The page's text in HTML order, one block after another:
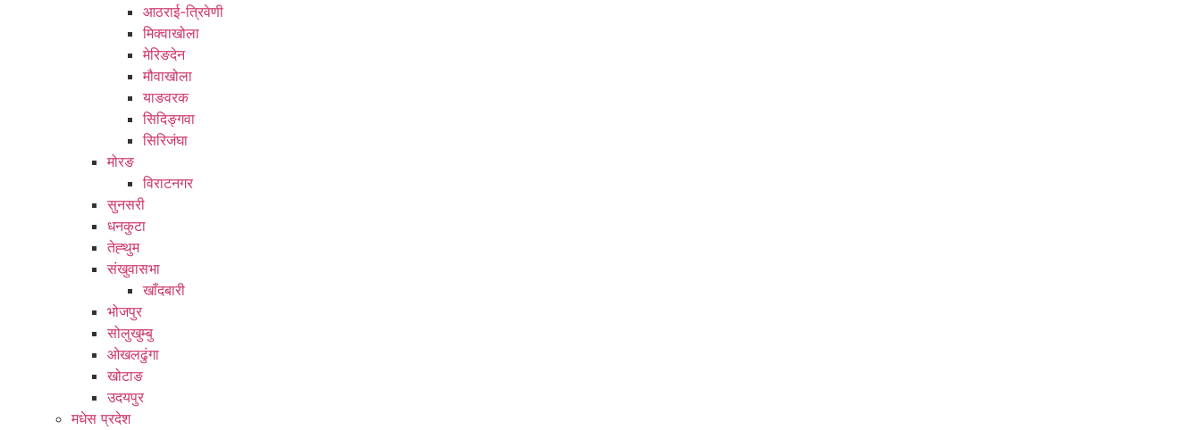
आठराई-त्रिवेणी
मिक्वाखोला
मेरिङदेन
मौवाखोला
याङवरक
सिदिङ्गवा
सिरिजंघा
मोरङ
विराटनगर
सुनसरी
धनकुटा
तेह्थुम
संखुवासभा
खाँदबारी
भोजपुर
सोलुखुम्बु
ओखलढुंगा
खोटाङ
उदयपुर
मधेस प्रदेश